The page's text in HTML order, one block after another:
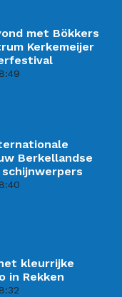
met Bökkers
Kerkemeijer
Berkellandse
kleurrijke
in Rekken